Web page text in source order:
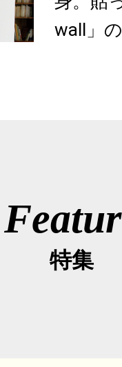
wall」
特集